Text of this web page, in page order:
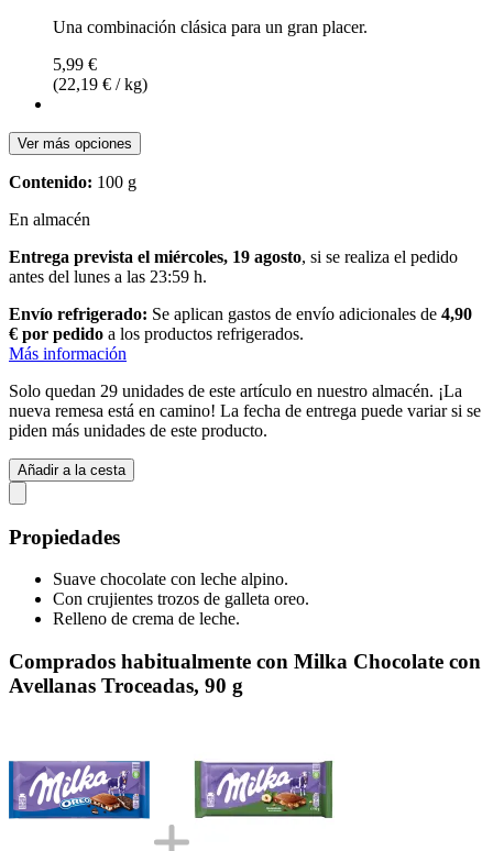
Una combinación clásica para un gran placer.
5,99 €
(22,19 € / kg)
Ver más opciones
Contenido: 100 g
En almacén
Entrega prevista el miércoles, 19 agosto, si se realiza el pedido
antes del lunes a las 23:59 h.
Envío refrigerado: Se aplican gastos de envío adicionales de 4,90
€ por pedido a los productos refrigerados.
Más información
Solo quedan 29 unidades de este artículo en nuestro almacén. ¡La
nueva remesa está en camino! La fecha de entrega puede variar si se
piden más unidades de este producto.
Añadir a la cesta
Propiedades
Suave chocolate con leche alpino.
Con crujientes trozos de galleta oreo.
Relleno de crema de leche.
Comprados habitualmente con Milka Chocolate con
Avellanas Troceadas, 90 g